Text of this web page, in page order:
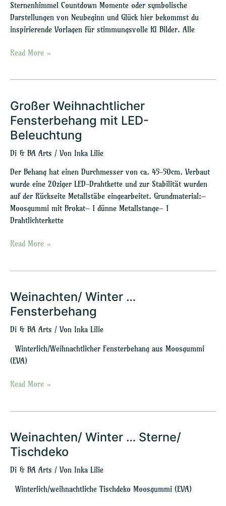
Sternenhimmel Countdown Momente oder symbolische
Darstellungen von Neubeginn und Glück hier bekommst du
inspirierende Vorlagen für stimmungsvolle KI Bilder. Alle
Read More »
Großer Weihnachtlicher
Fensterbehang mit LED-
Beleuchtung
Di & BA Arts / Von Inka Lilie
Der Behang hat einen Durchmesser von ca. 45-50cm. Verbaut
wurde eine 20ziger LED-Drahtkette und zur Stabilität wurden
auf der Rückseite Metallstäbe eingearbeitet. Grundmaterial:–
Moosgummi mit Brokat– 1 dünne Metallstange– 1
Drahtlichterkette
Großer
Weihnachtlicher
Fensterbehang
mit
LED-
Read More »
Weinachten/ Winter …
Fensterbehang
Di & BA Arts / Von Inka Lilie
Winterlich/Weihnachtlicher Fensterbehang aus Moosgummi
(EVA)
Weinachten/
Winter
Fensterbehang
Read More »
Weinachten/ Winter … Sterne/
Tischdeko
Di & BA Arts / Von Inka Lilie
Winterlich/weihnachtliche Tischdeko Moosgummi (EVA)
Weinachten/
Winter
Sterne/
Tischdeko